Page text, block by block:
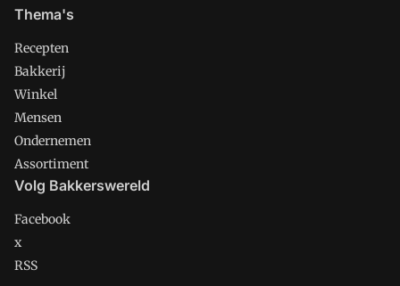
Thema's
Recepten
Bakkerij
Winkel
Mensen
Ondernemen
Assortiment
Volg Bakkerswereld
Facebook
x
RSS